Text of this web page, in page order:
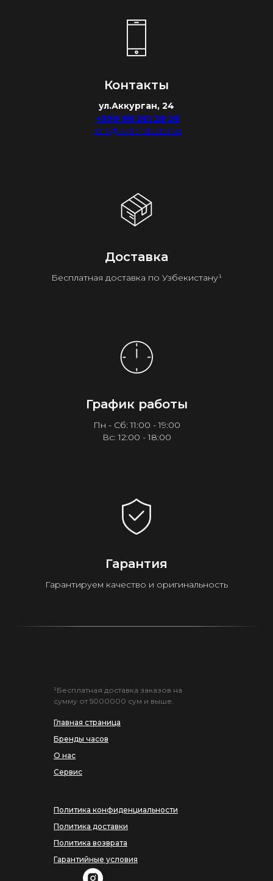
Контакты
ул.Аккурган, 24
+998 88 281 28 28
info@watchdealer.uz
Доставка
Бесплатная доставка по Узбекистану¹
График работы
Пн - Сб: 11:00 - 19:00
Вс: 12:00 - 18:00
Гарантия
Гарантируем качество и оригинальность
Главная страница
Бренды часов
О нас
Сервис
¹Бесплатная доставка заказов на
сумму от 5000000 сум и выше.
Политика конфиденциальности
Политика доставки
Политика возврата
Гарантийные условия